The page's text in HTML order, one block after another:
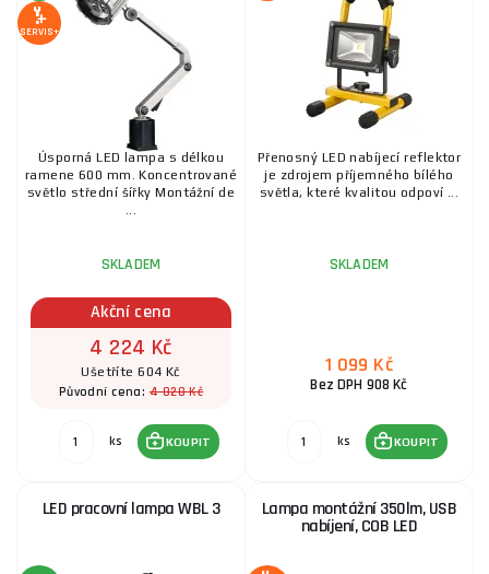
SERVIS+
Úsporná LED lampa s délkou
ramene 600 mm. Koncentrované
světlo střední šířky Montážní de
...
SKLADEM
Akční cena
4 224 Kč
Ušetříte 604 Kč
Původní cena:4 828 Kč
ks KOUPIT
Přenosný LED nabíjecí reflektor
je zdrojem příjemného bílého
světla, které kvalitou odpoví ...
SKLADEM
1 099 Kč
Bez DPH 908 Kč
ks KOUPIT
LED pracovní lampa WBL 3 Lampa montážní 350lm, USB
nabíjení, COB LED